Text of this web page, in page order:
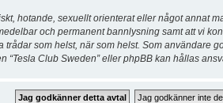
hotande, sexuellt orienterat eller något annat
och permanent bannlysning samt att vi
trådar som helst, när som helst. Som
Club Sweden” eller phpBB kan hållas